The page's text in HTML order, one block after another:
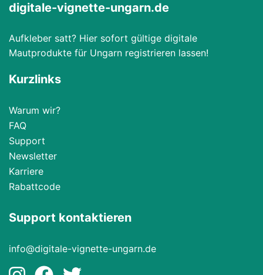
digitale-vignette-ungarn.de
Aufkleber satt? Hier sofort gültige digitale
Mautprodukte für Ungarn registrieren lassen!
Kurzlinks
Warum wir?
FAQ
Support
Newsletter
Karriere
Rabattcode
Support kontaktieren
info@digitale-vignette-ungarn.de